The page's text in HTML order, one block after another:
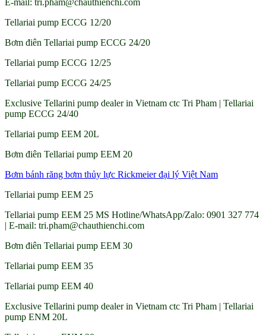
Tellariai pump ECCG 12/20
Bơm điên Tellariai pump ECCG 24/20
Tellariai pump ECCG 12/25
Tellariai pump ECCG 24/25
Exclusive Tellarini pump dealer in Vietnam ctc Tri Pham | Tellariai
pump ECCG 24/40
Tellariai pump EEM 20L
Bơm điên Tellariai pump EEM 20
Bơm bánh răng bơm thủy lực Rickmeier đại lý Việt Nam
Tellariai pump EEM 25
Tellariai pump EEM 25 MS Hotline/WhatsApp/Zalo: 0901 327 774
| E-mail: tri.pham@chauthienchi.com
Bơm điên Tellariai pump EEM 30
Tellariai pump EEM 35
Tellariai pump EEM 40
Exclusive Tellarini pump dealer in Vietnam ctc Tri Pham | Tellariai
pump ENM 20L